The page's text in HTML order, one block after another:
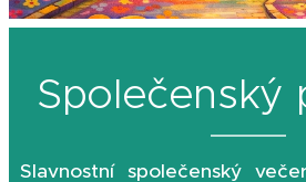
Společenský
Slavnostní společenský